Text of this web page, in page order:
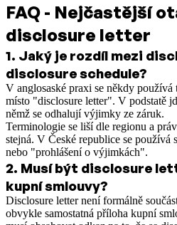
FAQ - Nejčastější
disclosure letter
1. Jaký je rozdíl mezi
disclosure schedule?
V anglosaské praxi se někdy
místo "disclosure letter". V podstatě
němž se odhalují výjimky ze záruk.
Terminologie se liší dle regionu a
stejná. V České republice se používá
nebo "prohlášení o výjimkách".
2. Musí být disclosure
kupní smlouvy?
Disclosure letter není formálně
obvykle samostatná příloha kupní